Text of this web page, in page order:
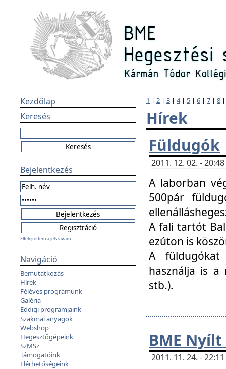
Kezdőlap
Keresés
Bejelentkezés
Elfelejtettem a jelszavam...
Navigáció
Bemutatkozás
Hírek
Féléves programunk
Galéria
Eddigi programjaink
Szakmai anyagok
Webshop
Hegesztőgépeink
SzMSz
Támogatóink
Elérhetőségeink
1 | 2 | 3 | 4| 5 | 6 | 7 | 8
Hírek
Füldugók
2011. 12. 02. -
A laborban
500pár
A fali tartót
ezúton is
A füldugókat
használja is a
stb.).
BME
2011. 11. 24. -